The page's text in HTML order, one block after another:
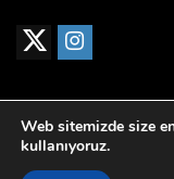
Web sitemizde size
kullanıyoruz.